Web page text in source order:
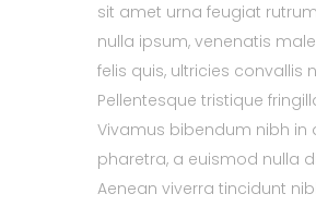
sit amet urna feugiat
nulla ipsum, venenatis
felis quis, ultricies convallis
Pellentesque tristique
Vivamus bibendum nibh in
pharetra, a euismod nulla
Aenean viverra tincidunt